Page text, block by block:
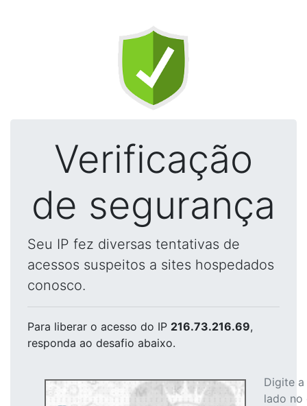
Verificação
de segurança
Seu IP fez diversas tentativas de
acessos suspeitos a sites hospedados
conosco.
Para liberar o acesso do IP 216.73.216.69,
responda ao desafio abaixo.
Digite
lado no